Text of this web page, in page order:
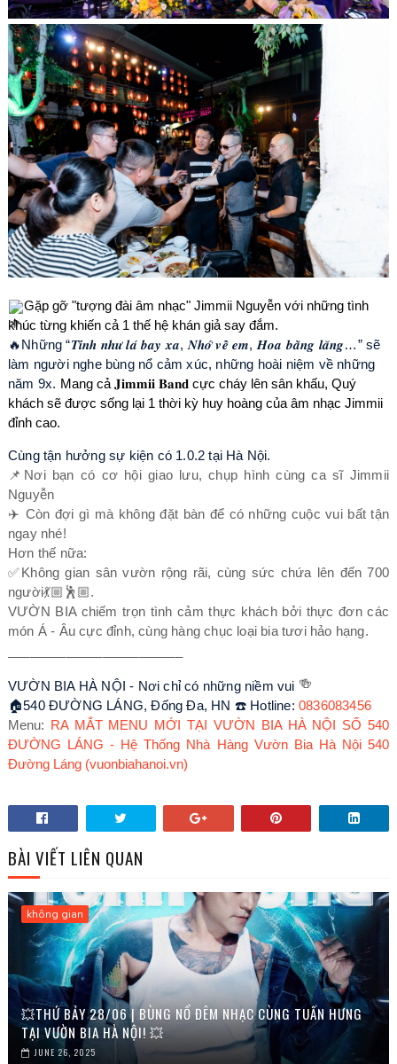
Gặp gỡ "tượng đài âm nhạc" Jimmii Nguyễn với những tình
khúc từng khiến cả 1 thế hệ khán giả say đắm.
🔥Những “𝑻𝒊̀𝒏𝒉 𝒏𝒉𝒖̛ 𝒍𝒂́ 𝒃𝒂𝒚 𝒙𝒂, 𝑵𝒉𝒐̛́ 𝒗𝒆̂̀ 𝒆𝒎, 𝑯𝒐𝒂 𝒃𝒂̆̀𝒏𝒈 𝒍𝒂̆𝒏𝒈…” sẽ
làm người nghe bùng nổ cảm xúc, những hoài niệm về những
năm 9x. Mang cả 𝐉𝐢𝐦𝐦𝐢𝐢 𝐁𝐚𝐧𝐝 cực cháy lên sân khấu, Quý
khách sẽ được sống lại 1 thời kỳ huy hoàng của âm nhạc Jimmii
đỉnh cao.
Cùng tận hưởng sự kiện có 1.0.2 tại Hà Nội.
📌Nơi bạn có cơ hội giao lưu, chụp hình cùng ca sĩ Jimmii
Nguyễn
✈️ Còn đợi gì mà không đặt bàn để có những cuộc vui bất tận
ngay nhé!
Hơn thế nữa:
✅Không gian sân vườn rộng rãi, cùng sức chứa lên đến 700
người💃🏼🕺🏼.
VƯỜN BIA chiếm trọn tình cảm thực khách bởi thực đơn các
món Á - Âu cực đỉnh, cùng hàng chục loại bia tươi hảo hạng.
VƯỜN BIA HÀ NỘI - Nơi chỉ có những niềm vui 🍻
🏠540 ĐƯỜNG LÁNG, Đống Đa, HN ☎️ Hotline: 0836083456
Menu: RA MẮT MENU MỚI TẠI VƯỜN BIA HÀ NỘI SỐ 540
ĐƯỜNG LÁNG - Hệ Thống Nhà Hàng Vườn Bia Hà Nội 540
Đường Láng (vuonbiahanoi.vn)
BÀI VIẾT LIÊN QUAN
không gian
💥THỨ BẢY 28/06 | BÙNG NỔ ĐÊM NHẠC CÙNG TUẤN HƯNG
TẠI VƯỜN BIA HÀ NỘI! 💥
JUNE 26, 2025